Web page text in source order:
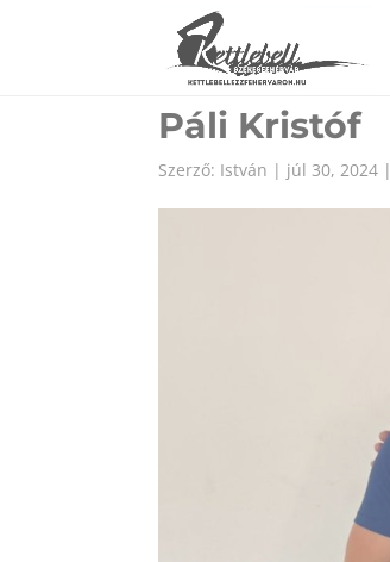
https://www.kettlebellveszprem.hu/
Páli Kristóf
Szerző: István | júl 30, 2024|